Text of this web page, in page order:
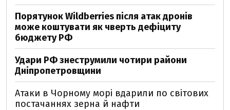
Порятунок Wildberries після атак дронів
може коштувати як чверть дефіциту
бюджету РФ
Удари РФ знеструмили чотири райони
Дніпропетровщини
Атаки в Чорному морі вдарили по світових
постачаннях зерна й нафти